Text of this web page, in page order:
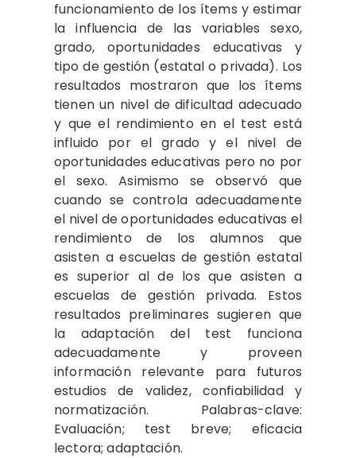
funcionamiento de los ítems y estimar
la influencia de las variables sexo,
grado, oportunidades educativas y
tipo de gestión (estatal o privada). Los
resultados mostraron que los ítems
tienen un nivel de dificultad adecuado
y que el rendimiento en el test está
influido por el grado y el nivel de
oportunidades educativas pero no por
el sexo. Asimismo se observó que
cuando se controla adecuadamente
el nivel de oportunidades educativas el
rendimiento de los alumnos que
asisten a escuelas de gestión estatal
es superior al de los que asisten a
escuelas de gestión privada. Estos
resultados preliminares sugieren que
la adaptación del test funciona
adecuadamente y proveen
información relevante para futuros
estudios de validez, confiabilidad y
normatización. Palabras-clave:
Evaluación; test breve; eficacia
lectora; adaptación.